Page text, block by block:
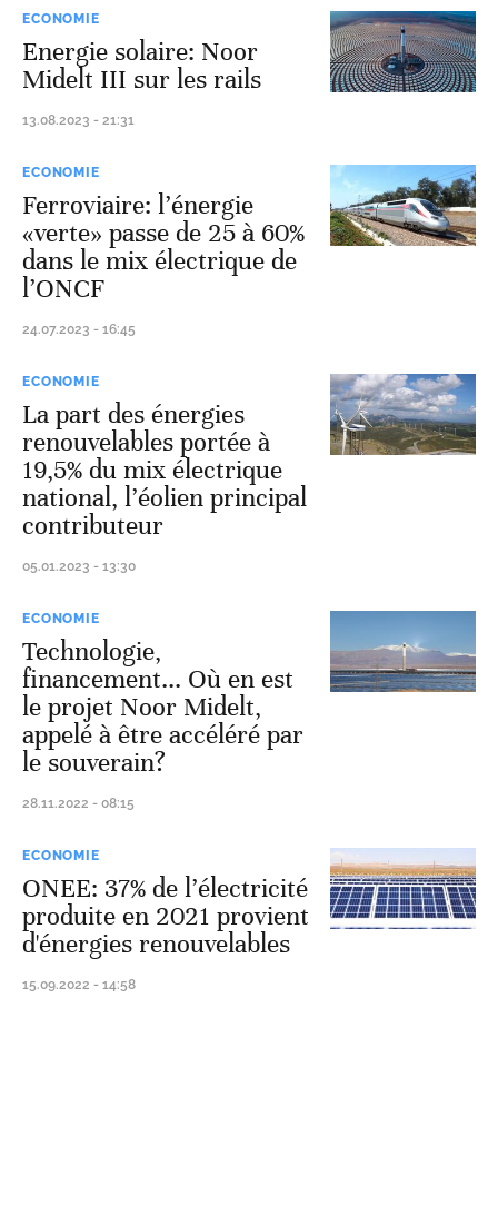
ECONOMIE
Energie solaire: Noor
Midelt III sur les rails
13.08.2023 - 21:31
ECONOMIE
Ferroviaire: l’énergie
«verte» passe de 25 à 60%
dans le mix électrique de
l’ONCF
24.07.2023 - 16:45
ECONOMIE
La part des énergies
renouvelables portée à
19,5% du mix électrique
national, l’éolien principal
contributeur
05.01.2023 - 13:30
ECONOMIE
Technologie,
financement... Où en est
le projet Noor Midelt,
appelé à être accéléré par
le souverain?
28.11.2022 - 08:15
ECONOMIE
ONEE: 37% de l’électricité
produite en 2021 provient
d'énergies renouvelables
15.09.2022 - 14:58